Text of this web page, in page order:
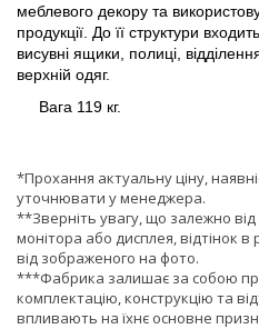
меблевого декору та
продукції. До її структури
висувні ящики, полиці,
верхній одяг.
Вага 119 кг.
*Прохання актуальну ціну,
уточнювати у менеджера.
**Зверніть увагу, що залежно від
монітора або дисплея, відтінок в
від зображеного на фото.
***Фабрика залишає за собою
комплектацію, конструкцію та
впливають на їхнє основне